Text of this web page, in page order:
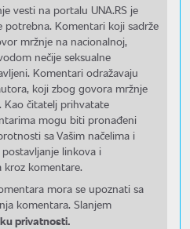
vesti na portalu UNA.RS je
potrebna. Komentari koji sadrže
mržnje na nacionalnoj,
nečije seksualne
Komentari odražavaju
koji zbog govora mržnje
čitatelj prihvatate
mogu biti pronađeni
sa Vašim načelima i
linkova i
kroz komentare.
mora se upoznati sa
komentara. Slanjem
privatnosti.